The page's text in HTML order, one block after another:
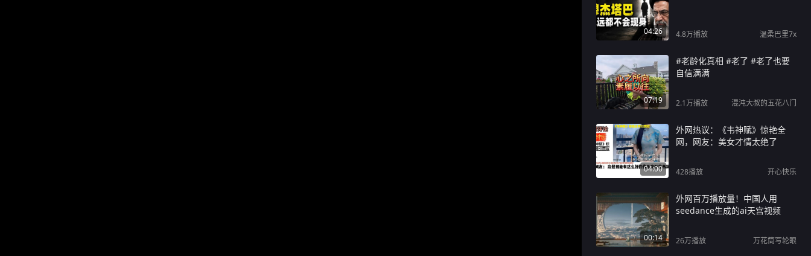
04:26 4.8万播放 温柔巴里7x
07:19
#老龄化真相 #老了 #老了也要
自信满满
2.1万播放 混沌大叔的五花八门
04:00
外网热议：《韦神赋》惊艳全
网，网友：美女才情太绝了
428播放 开心快乐
00:14
外网百万播放量！中国人用
seedance生成的ai天宫视频
26万播放 万花筒写轮眼